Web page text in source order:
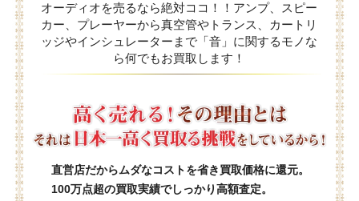
オーディオを売るなら絶対ココ！！アンプ、スピー
カー、プレーヤーから真空管やトランス、カートリ
ッジやインシュレーターまで「音」に関するモノな
ら何でもお買取します！
直営店だからムダなコストを省き買取価格に還元。
100万点超の買取実績でしっかり高額査定。